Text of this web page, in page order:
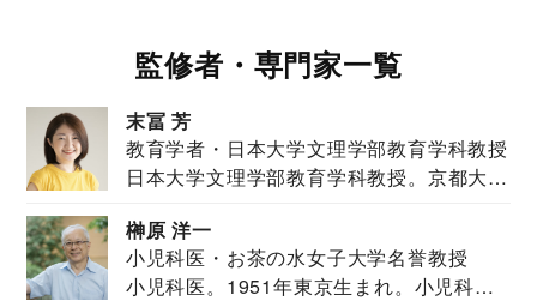
監修者・専門家一覧
末冨 芳
教育学者・日本大学文理学部教育学科教授
日本大学文理学部教育学科教授。京都大学
榊原 洋一
小児科医・お茶の水女子大学名誉教授
小児科医。1951年東京生まれ。小児科